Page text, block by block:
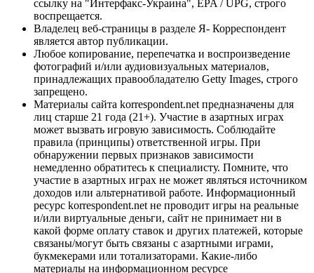
ссылку на "Интерфакс-Украина", EPA / UPG, строго
воспрещается.
Владелец веб-страницы в разделе Я- Корреспондент
является автор публикации.
Любое копирование, перепечатка и воспроизведение
фотографий и/или аудиовизуальных материалов,
принадлежащих правообладателю Getty Images, строго
запрещено.
Материалы сайта korrespondent.net предназначены для
лиц старше 21 года (21+). Участие в азартных играх
может вызвать игровую зависимость. Соблюдайте
правила (принципы) ответственной игры. При
обнаружении первых признаков зависимости
немедленно обратитесь к специалисту. Помните, что
участие в азартных играх не может являться источником
доходов или альтернативой работе. Информационный
ресурс korrespondent.net не проводит игры на реальные
и/или виртуальные деньги, сайт не принимает ни в
какой форме оплату ставок и других платежей, которые
связаны/могут быть связаны с азартными играми,
букмекерами или тотализаторами. Какие-либо
материалы на информационном ресурсе